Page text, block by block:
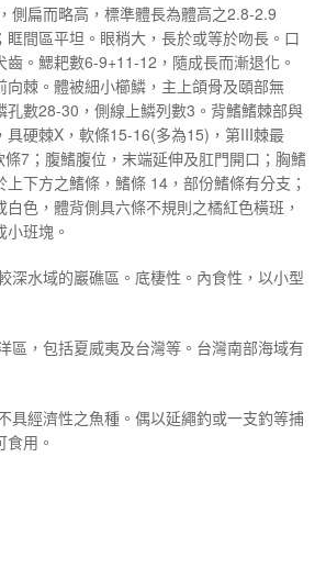
側扁而略高，標準體長為體高之2.8-2.9
眶間區平坦。眼稍大，長於或等於吻長。口
齒。鰓耙數6-9+11-12，隨成長而漸退化。
向棘。體被細小櫛鱗，主上頜骨及頤部無
孔數28-30，側線上鱗列數3。背鰭鰭棘部與
具硬棘X，軟條15-16(多為15)，第III棘最
7；腹鰭腹位，末端延伸及肛門開口；胸鰭
下方之鰭條，鰭條 14，部份鰭條有分支；
色，體背側具六條不規則之橘紅色橫班，
班塊。
深水域的巖礁區。底棲性。內食性，以小型
區，包括夏威夷及台灣等。台灣南部海域有
具經濟性之魚種。偶以延繩釣或一支釣等捕
用。